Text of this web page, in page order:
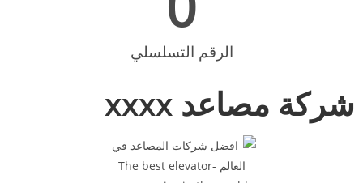
الرقم التسلسلي
شركة مصاعد xxxx